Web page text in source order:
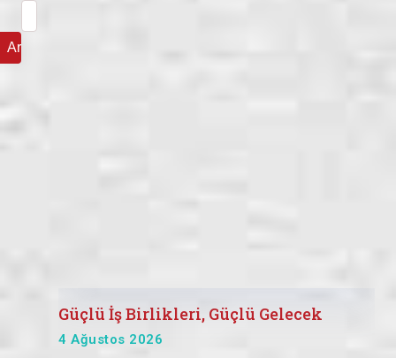
Güçlü İş Birlikleri, Güçlü Gelecek
4 Ağustos 2026